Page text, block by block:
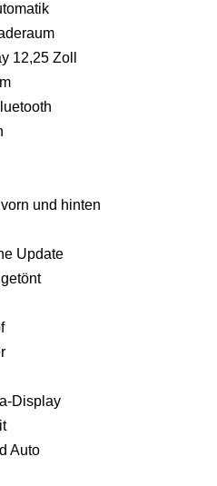
12,25 Zoll
und hinten
Update
Display
Auto